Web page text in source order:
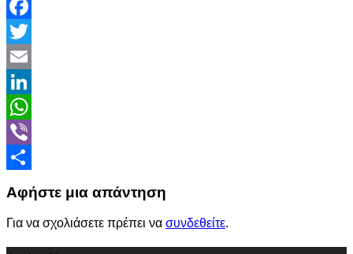
Facebook
Twitter
Email
LinkedIn
WhatsApp
Viber
Αφήστε μια απάντηση
Για να σχολιάσετε πρέπει να συνδεθείτε.